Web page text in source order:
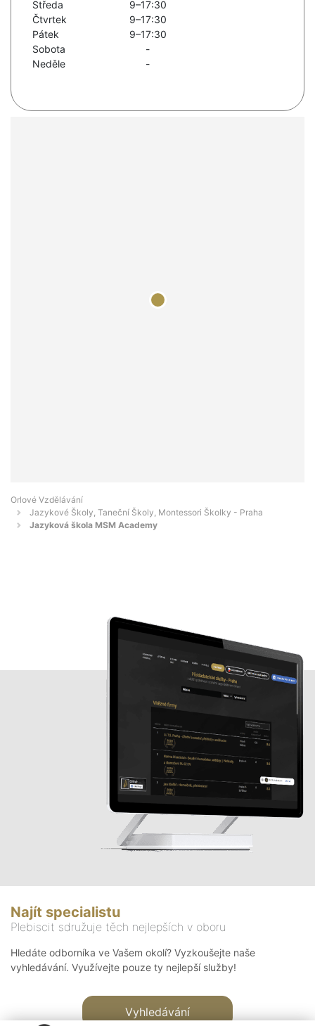
Středa
9–17:30
Čtvrtek
9–17:30
Pátek
9–17:30
Sobota
-
Neděle
-
Orlové Vzdělávání
Jazykové Školy, Taneční Školy, Montessori Školky - Praha
Jazyková škola MSM Academy
Najít specialistu
Plebiscit sdružuje těch nejlepších v oboru
Hledáte odborníka ve Vašem okolí? Vyzkoušejte naše
vyhledávání. Využívejte pouze ty nejlepší služby!
Vyhledávání